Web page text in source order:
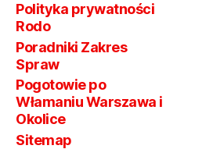
Polityka prywatności
Rodo
Poradniki Zakres
Spraw
Pogotowie po
Włamaniu Warszawa i
Okolice
Sitemap